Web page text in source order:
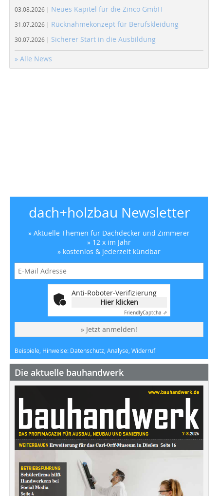
03.08.2026 | Neues Kapitel für die Zinco GmbH
31.07.2026 | Rücknahmekonzept für Berufskleidung
30.07.2026 | Sicherer Start in die Ausbildung
» Alle News
dach+holzbau Newsletter
» Aktuelle Themen für Dachdecker und Zimmerer
» 12 x im Jahr
» kostenlos & jederzeit kündbar
Anti-Roboter-Verifizierung
Hier klicken
FriendlyCaptcha ⇗
» Jetzt anmelden!
Beispiele, Hinweise: Datenschutz, Analyse, Widerruf
Die aktuelle bauhandwerk